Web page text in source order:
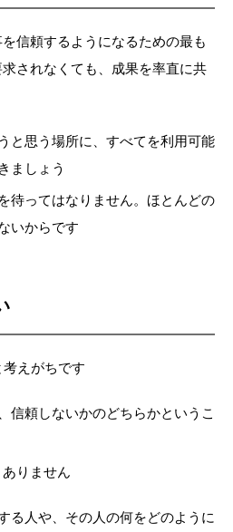
信頼するようになるための最も
されなくても、成果を率直に共
と思う場所に、すべてを利用可能
ましょう
待ってはなりません。ほとんどの
いからです
えがちです
信頼しないかのどちらかというこ
りません
る人や、その人の何をどのように